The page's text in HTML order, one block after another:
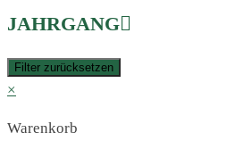
JAHRGANG
Filter zurücksetzen
×
Warenkorb